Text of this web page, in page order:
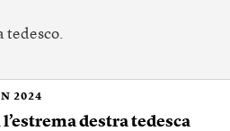
tedesco.
2024
l’estrema destra tedesca